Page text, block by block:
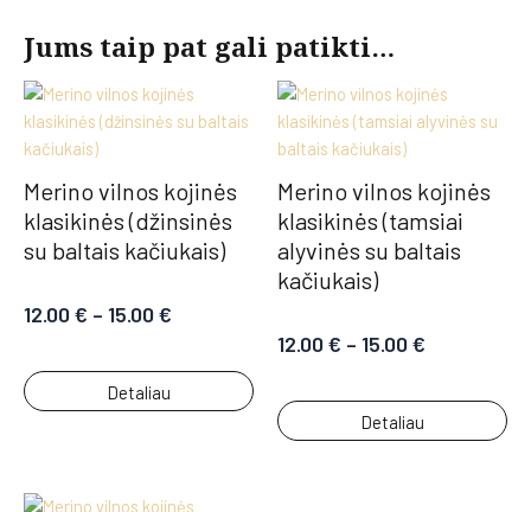
Jums taip pat gali patikti…
Merino vilnos kojinės
klasikinės (džinsinės
su baltais kačiukais)
12.00€ – 15.00€
Detaliau
Merino vilnos kojinės
klasikinės (tamsiai
alyvinės su baltais
kačiukais)
12.00€ – 15.00€
Detaliau